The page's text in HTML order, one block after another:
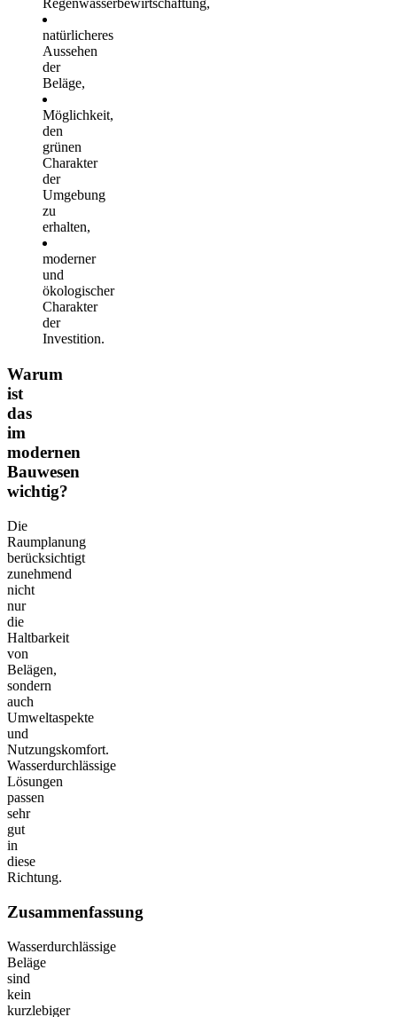
Regenwasserbewirtschaftung,
natürlicheres
Aussehen
der
Beläge,
Möglichkeit,
den
grünen
Charakter
der
Umgebung
zu
erhalten,
moderner
und
ökologischer
Charakter
der
Investition.
Warum
ist
das
im
modernen
Bauwesen
wichtig?
Die
Raumplanung
berücksichtigt
zunehmend
nicht
nur
die
Haltbarkeit
von
Belägen,
sondern
auch
Umweltaspekte
und
Nutzungskomfort.
Wasserdurchlässige
Lösungen
passen
sehr
gut
in
diese
Richtung.
Zusammenfassung
Wasserdurchlässige
Beläge
sind
kein
kurzlebiger